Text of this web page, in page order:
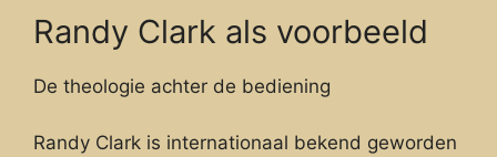
Randy Clark als voorbeeld
De theologie achter de bediening
Randy Clark is internationaal bekend geworden